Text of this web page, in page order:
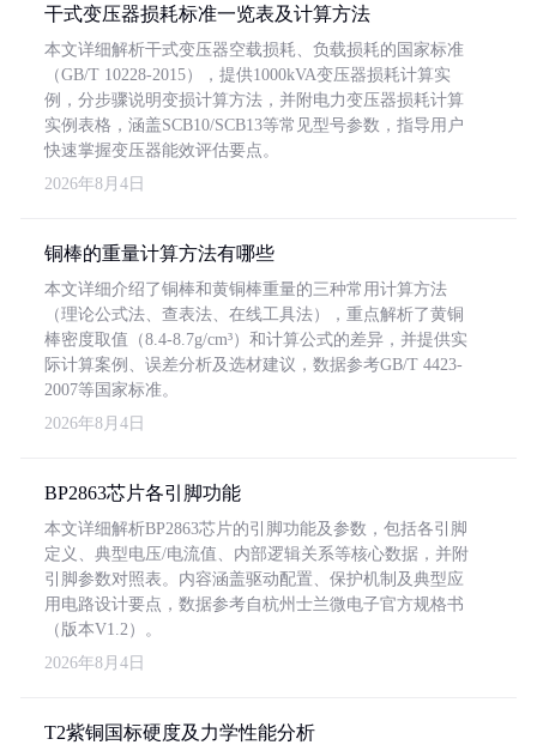
干式变压器损耗标准一览表及计算方法
本文详细解析干式变压器空载损耗、负载损耗的国家标准
（GB/T 10228-2015），提供1000kVA变压器损耗计算实
例，分步骤说明变损计算方法，并附电力变压器损耗计算
实例表格，涵盖SCB10/SCB13等常见型号参数，指导用户
快速掌握变压器能效评估要点。
2026年8月4日
铜棒的重量计算方法有哪些
本文详细介绍了铜棒和黄铜棒重量的三种常用计算方法
（理论公式法、查表法、在线工具法），重点解析了黄铜
棒密度取值（8.4-8.7g/cm³）和计算公式的差异，并提供实
际计算案例、误差分析及选材建议，数据参考GB/T 4423-
2007等国家标准。
2026年8月4日
BP2863芯片各引脚功能
本文详细解析BP2863芯片的引脚功能及参数，包括各引脚
定义、典型电压/电流值、内部逻辑关系等核心数据，并附
引脚参数对照表。内容涵盖驱动配置、保护机制及典型应
用电路设计要点，数据参考自杭州士兰微电子官方规格书
（版本V1.2）。
2026年8月4日
T2紫铜国标硬度及力学性能分析